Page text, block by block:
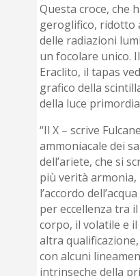
Questa croce, che
geroglifico, ridotto
delle radiazioni
un focolare unico.
Eraclito, il tapas
grafico della
della luce
“Il X – scrive
ammoniacale dei
dell’ariete, che si
più verità armonia,
l’accordo
per eccellenza tra
corpo, il volatile e il
altra
con alcuni
intrinseche della